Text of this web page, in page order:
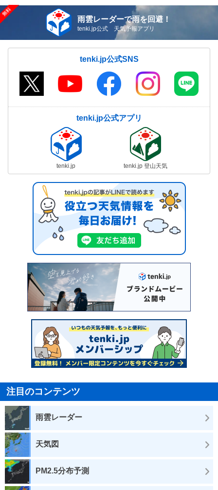
雨雲レーダーで雨を回避！
tenki.jp公式 天気予報アプリ
tenki.jp公式SNS
tenki.jp公式アプリ
tenki.jp tenki.jp 登山天気
注目のコンテンツ
雨雲レーダー
天気図
PM2.5分布予測